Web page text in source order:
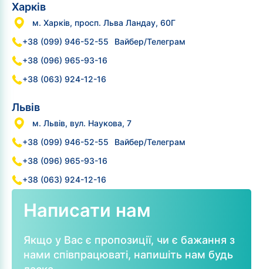
Харків
м. Харків, просп. Льва Ландау, 60Г
+38 (099) 946-52-55
Вайбер/Телеграм
+38 (096) 965-93-16
+38 (063) 924-12-16
Львів
м. Львів, вул. Наукова, 7
+38 (099) 946-52-55
Вайбер/Телеграм
+38 (096) 965-93-16
+38 (063) 924-12-16
Написати нам
Якщо у Вас є пропозиції, чи є бажання з
нами співпрацюваті, напишіть нам будь